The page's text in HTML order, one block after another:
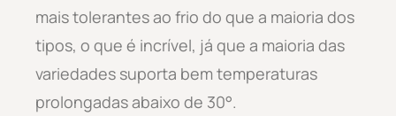
mais tolerantes ao frio do que a maioria dos
tipos, o que é incrível, já que a maioria das
variedades suporta bem temperaturas
prolongadas abaixo de 30°.